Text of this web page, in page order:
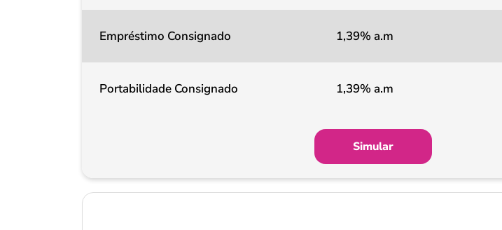
Empréstimo Consignado 1,39% a.m
Portabilidade Consignado 1,39% a.m
Simular